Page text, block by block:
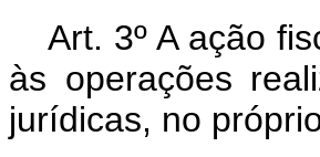
Art. 3º A ação
às operações
jurídicas, no